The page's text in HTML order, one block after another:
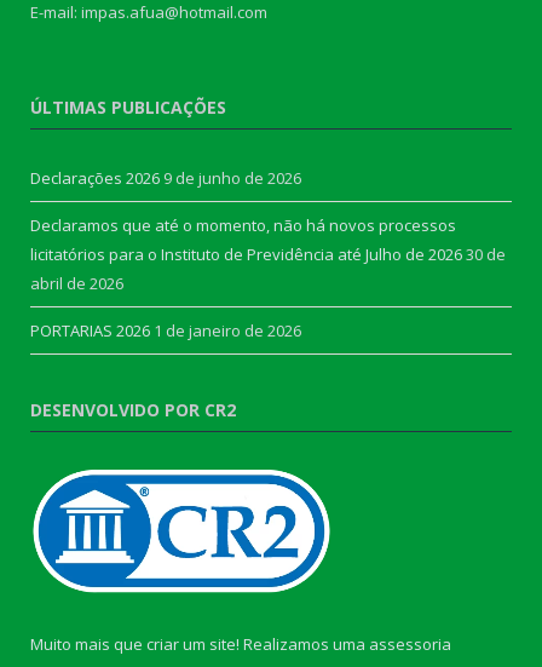
E-mail: impas.afua@hotmail.com
ÚLTIMAS PUBLICAÇÕES
Declarações 2026 9 de junho de 2026
Declaramos que até o momento, não há novos processos
licitatórios para o Instituto de Previdência até Julho de 202630 de
abril de 2026
PORTARIAS 2026 1 de janeiro de 2026
DESENVOLVIDO POR CR2
Muito mais que criar um site! Realizamos uma assessoria